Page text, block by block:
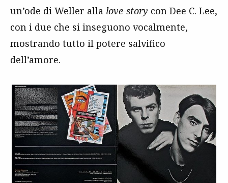
un’ode di Weller alla love-story con Dee C. Lee,
con i due che si inseguono vocalmente,
mostrando tutto il potere salvifico
dell’amore.